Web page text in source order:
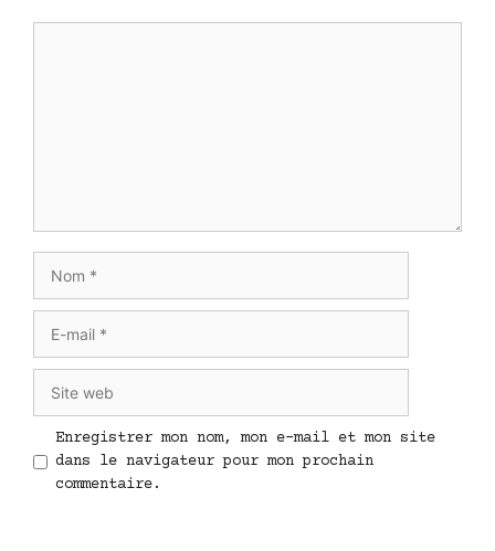
mail
web
Enregistrer mon nom, mon e-mail et mon site
dans le navigateur pour mon prochain
commentaire.